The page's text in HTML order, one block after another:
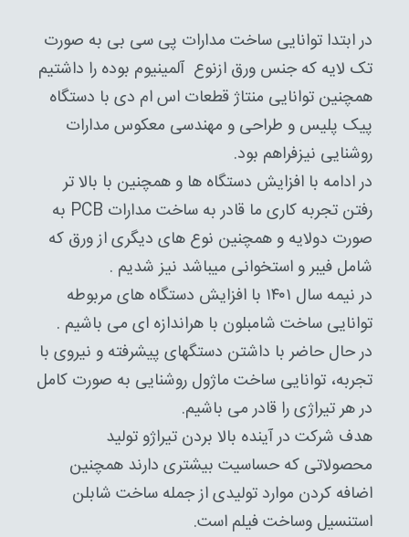
در ابتدا توانایی ساخت مدارات پی سی بی به صورت
تک لایه که جنس ورق ازنوع آلمینیوم بوده را داشتیم
همچنین توانایی منتاژ قطعات اس ام دی با دستگاه
پیک پلیس و طراحی و مهندسی معکوس مدارات
روشنایی نیزفراهم بود.
در ادامه با افزایش دستگاه ها و همچنین با بالا تر
رفتن تجربه کاری ما قادر به ساخت مدارات PCB به
صورت دولایه و همچنین نوع های دیگری از ورق که
شامل فیبر و استخوانی میباشد نیز شدیم .
در نیمه سال ۱۴۰۱ با افزایش دستگاه های مربوطه
توانایی ساخت شامبلون با هراندازه ای می باشیم .
در حال حاضر با داشتن دستگهای پیشرفته و نیروی با
تجربه، توانایی ساخت ماژول روشنایی به صورت کامل
در هر تیراژی را قادر می باشیم.
هدف شرکت در آینده بالا بردن تیراژو تولید
محصولاتی که حساسیت بیشتری دارند همچنین
اضافه کردن موارد تولیدی از جمله ساخت شابلن
استنسیل وساخت فیلم است.